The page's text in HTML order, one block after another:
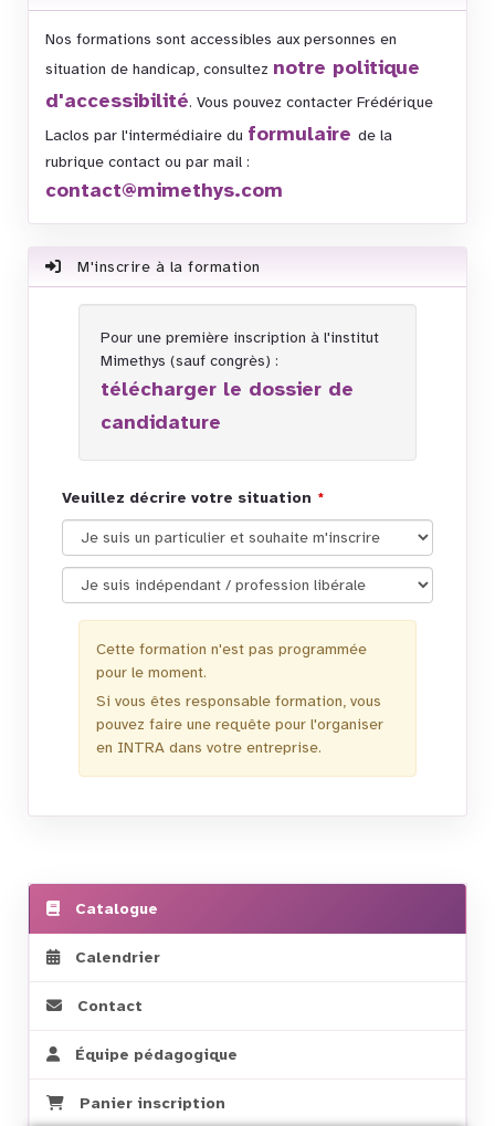
Nos formations sont accessibles aux personnes en
situation de handicap, consultez notre politique
d'accessibilité. Vous pouvez contacter Frédérique
Laclos par l'intermédiaire du formulaire de la
rubrique contact ou par mail :
contact@mimethys.com
M'inscrire à la formation
Pour une première inscription à l'institut
Mimethys (sauf congrès) :
télécharger le dossier de
candidature
Veuillez décrire votre situation
Cette formation n'est pas programmée
pour le moment.
Si vous êtes responsable formation, vous
pouvez faire une requête pour l'organiser
en INTRA dans votre entreprise.
Catalogue
Calendrier
Contact
Équipe pédagogique
Panier inscription